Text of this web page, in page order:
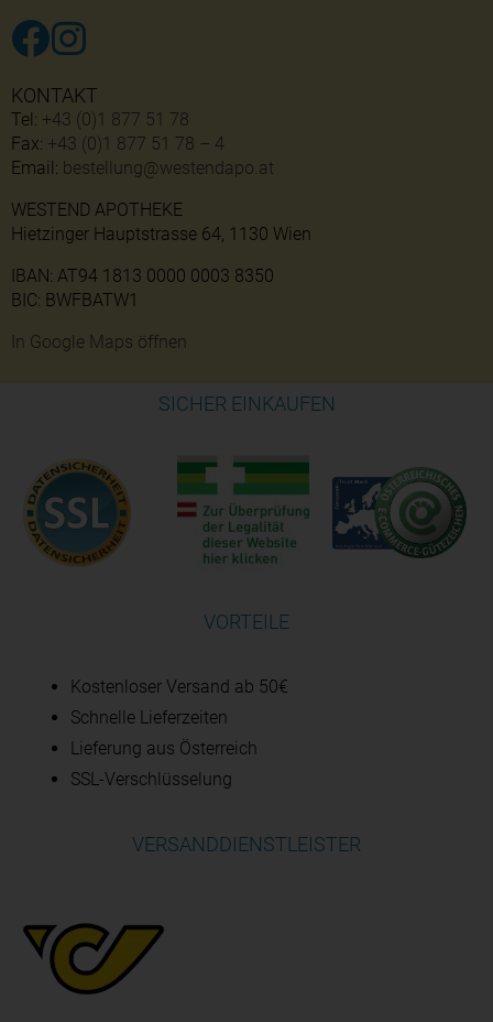
KONTAKT
Tel: +43 (0)1 877 51 78
Fax: +43 (0)1 877 51 78 – 4
Email: bestellung@westendapo.at
WESTEND APOTHEKE
Hietzinger Hauptstrasse 64, 1130 Wien
IBAN: AT94 1813 0000 0003 8350
BIC: BWFBATW1
In Google Maps öffnen
SICHER EINKAUFEN
VORTEILE
Kostenloser Versand ab 50€
Schnelle Lieferzeiten
Lieferung aus Österreich
SSL-Verschlüsselung
VERSANDDIENSTLEISTER